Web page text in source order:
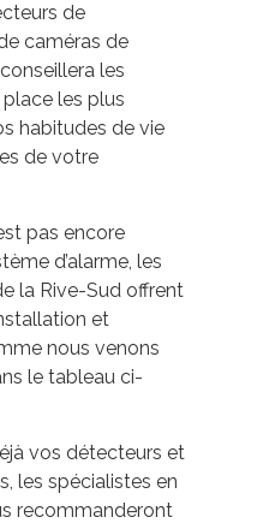
de
caméras de
les
les plus
habitudes de vie
de votre
pas encore
d’alarme, les
la Rive-Sud offrent
et
nous venons
le tableau ci-
vos détecteurs et
les spécialistes en
recommanderont